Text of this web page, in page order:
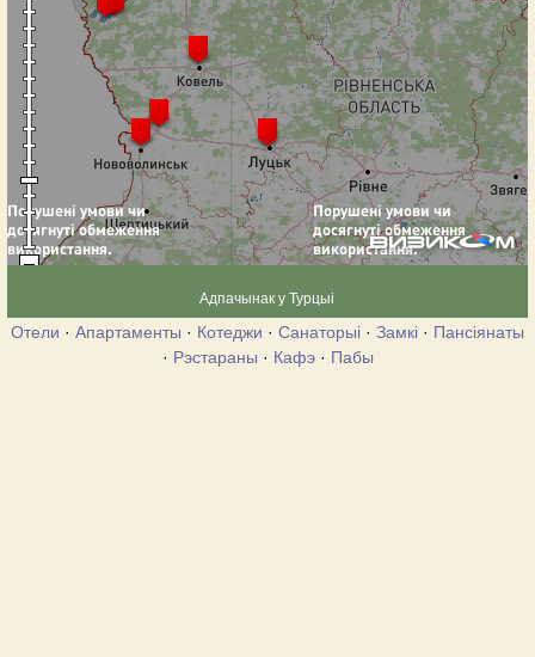
Адпачынак у Турцыі
Отели · Апартаменты · Котеджи · Санаторыі · Замкі · Пансіянаты
· Рэстараны · Кафэ· Пабы